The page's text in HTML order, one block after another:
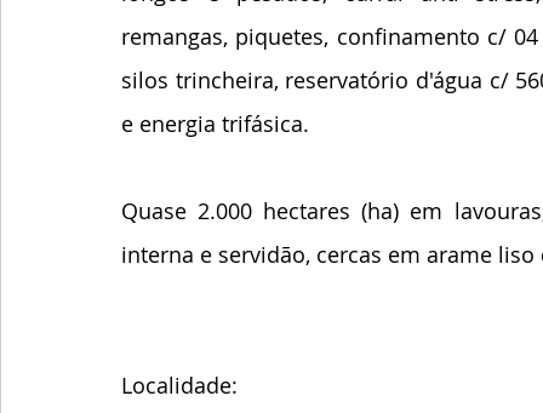
remangas, piquetes, confinamento c/
silos trincheira, reservatório d'água c/
e energia trifásica.
Quase 2.000 hectares (ha) em
interna e servidão, cercas em arame
Localidade: